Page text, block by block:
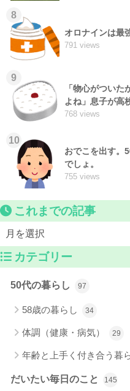
8
オロナインは最
791 views
9
「物心がつい
よね」息子が高
768 views
10
おでこを出す。
でしょ。
755 views
これまでの記事
カテゴリー
50代の暮らし 97
58歳の暮らし 34
体調（健康・病気） 29
年齢と上手く付き合う暮
だいたい毎日のこと 145